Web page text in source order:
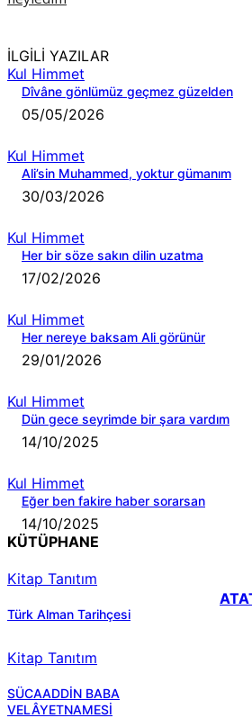
İLGİLİ YAZILAR
Kul Himmet
Dîvâne gönlümüz geçmez güzelden
05/05/2026
Kul Himmet
Ali’sin Muhammed, yoktur gümanım
30/03/2026
Kul Himmet
Her bir söze sakın dilin uzatma
17/02/2026
Kul Himmet
Her nereye baksam Ali görünür
29/01/2026
Kul Himmet
Dün gece seyrimde bir şara vardım
14/10/2025
Kul Himmet
Eğer ben fakire haber sorarsan
14/10/2025
KÜTÜPHANE
Kitap Tanıtım
Türk Alman Tarihçesi
Kitap Tanıtım
SÜCAADDİN BABA
VELÂYETNAMESİ